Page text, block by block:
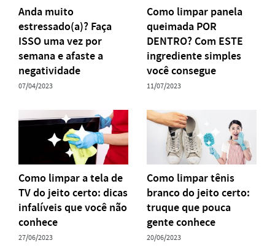
Anda muito
estressado(a)? Faça
ISSO uma vez por
semana e afaste a
negatividade
07/04/2023
Como limpar panela
queimada POR
DENTRO? Com ESTE
ingrediente simples
você consegue
11/07/2023
Como limpar a tela de
TV do jeito certo: dicas
infalíveis que você não
conhece
27/06/2023
Como limpar tênis
branco do jeito certo:
truque que pouca
gente conhece
20/06/2023